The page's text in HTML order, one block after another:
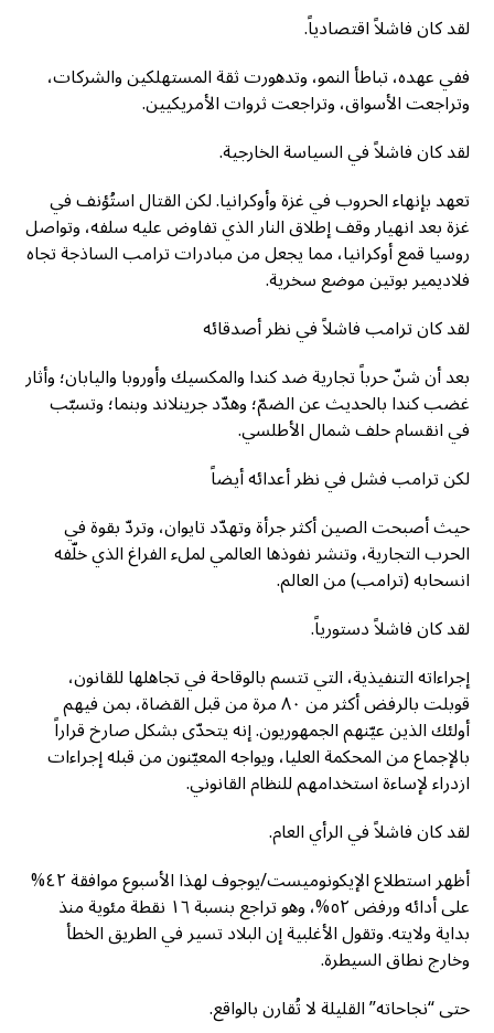
لقد كان فاشلاً اقتصادياً.
ففي عهده، تباطأ النمو، وتدهورت ثقة المستهلكين والشركات،
وتراجعت الأسواق، وتراجعت ثروات الأمريكيين.
لقد كان فاشلاً في السياسة الخارجية.
تعهد بإنهاء الحروب في غزة وأوكرانيا. لكن القتال استُؤنف في
غزة بعد انهيار وقف إطلاق النار الذي تفاوض عليه سلفه، وتواصل
روسيا قمع أوكرانيا، مما يجعل من مبادرات ترامب الساذجة تجاه
فلاديمير بوتين موضع سخرية.
لقد كان ترامب فاشلاً في نظر أصدقائه
بعد أن شنّ حرباً تجارية ضد كندا والمكسيك وأوروبا واليابان؛ وأثار
غضب كندا بالحديث عن الضمّ؛ وهدّد جرينلاند وبنما؛ وتسبّب
في انقسام حلف شمال الأطلسي.
لكن ترامب فشل في نظر أعدائه أيضاً
حيث أصبحت الصين أكثر جرأة وتهدّد تايوان، وتردّ بقوة في
الحرب التجارية، وتنشر نفوذها العالمي لملء الفراغ الذي خلّفه
انسحابه (ترامب) من العالم.
لقد كان فاشلاً دستورياً.
إجراءاته التنفيذية، التي تتسم بالوقاحة في تجاهلها للقانون،
قوبلت بالرفض أكثر من ٨٠ مرة من قبل القضاة، بمن فيهم
أولئك الذين عيّنهم الجمهوريون. إنه يتحدّى بشكل صارخ قراراً
بالإجماع من المحكمة العليا، ويواجه المعيّنون من قبله إجراءات
ازدراء لإساءة استخدامهم للنظام القانوني.
لقد كان فاشلاً في الرأي العام.
أظهر استطلاع الإيكونوميست/يوجوف لهذا الأسبوع موافقة ٤٢%
على أدائه ورفض ٥٢%، وهو تراجع بنسبة ١٦ نقطة مئوية منذ
بداية ولايته. وتقول الأغلبية إن البلاد تسير في الطريق الخطأ
وخارج نطاق السيطرة.
حتى “نجاحاته” القليلة لا تُقارن بالواقع.